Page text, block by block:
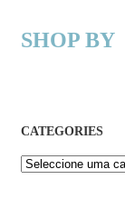
SHOP BY
CATEGORIES